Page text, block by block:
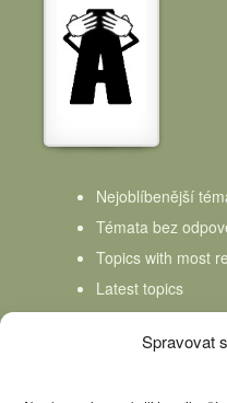
Spravovat
Nejoblíbenější
Témata bez
Topics with most
Latest topics
Topics Freshness